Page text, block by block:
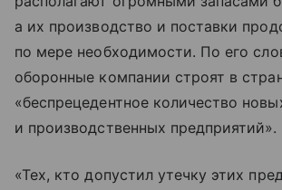
а их производство и поставки
по мере необходимости. По его
оборонные компании строят в
«беспрецедентное количество
и производственных предприятий».
«Тех, кто допустил утечку этих